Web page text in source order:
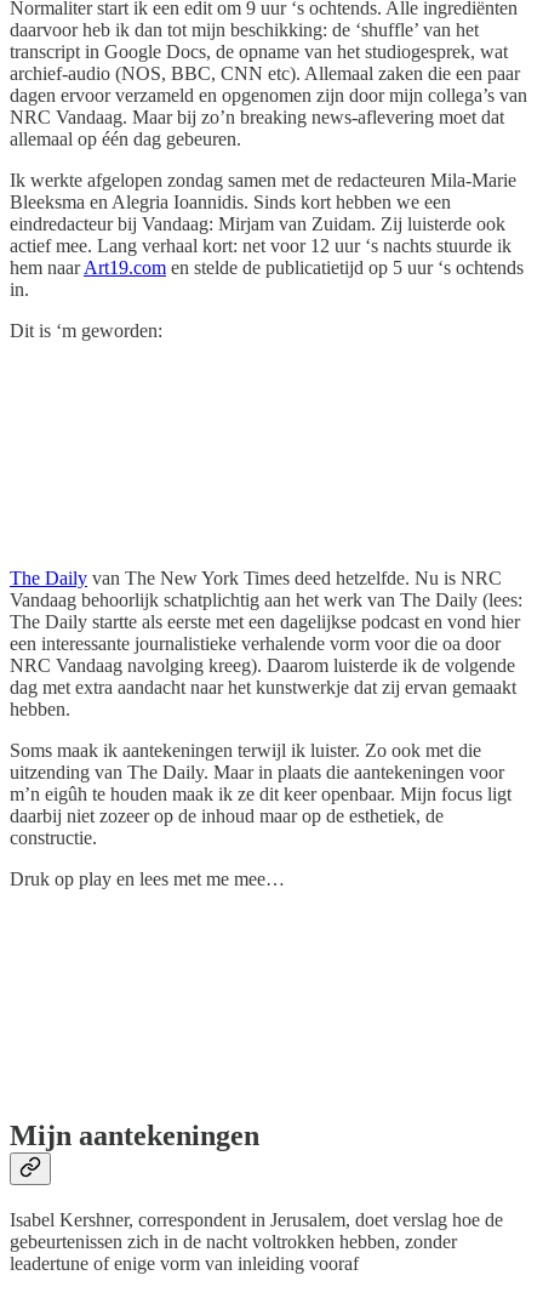
Normaliter start ik een edit om 9 uur ‘s ochtends. Alle ingrediënten
daarvoor heb ik dan tot mijn beschikking: de ‘shuffle’ van het
transcript in Google Docs, de opname van het studiogesprek, wat
archief-audio (NOS, BBC, CNN etc). Allemaal zaken die een paar
dagen ervoor verzameld en opgenomen zijn door mijn collega’s van
NRC Vandaag. Maar bij zo’n breaking news-aflevering moet dat
allemaal op één dag gebeuren.
Ik werkte afgelopen zondag samen met de redacteuren Mila-Marie
Bleeksma en Alegria Ioannidis. Sinds kort hebben we een
eindredacteur bij Vandaag: Mirjam van Zuidam. Zij luisterde ook
actief mee. Lang verhaal kort: net voor 12 uur ‘s nachts stuurde ik
hem naarArt19.com en stelde de publicatietijd op 5 uur ‘s ochtends
in.
Dit is ‘m geworden:
The Daily van The New York Times deed hetzelfde. Nu is NRC
Vandaag behoorlijk schatplichtig aan het werk van The Daily (lees:
The Daily startte als eerste met een dagelijkse podcast en vond hier
een interessante journalistieke verhalende vorm voor die oa door
NRC Vandaag navolging kreeg). Daarom luisterde ik de volgende
dag met extra aandacht naar het kunstwerkje dat zij ervan gemaakt
hebben.
Soms maak ik aantekeningen terwijl ik luister. Zo ook met die
uitzending van The Daily. Maar in plaats die aantekeningen voor
m’n eigûh te houden maak ik ze dit keer openbaar. Mijn focus ligt
daarbij niet zozeer op de inhoud maar op de esthetiek, de
constructie.
Druk op play en lees met me mee…
Mijn aantekeningen
Isabel Kershner, correspondent in Jerusalem, doet verslag hoe de
gebeurtenissen zich in de nacht voltrokken hebben, zonder
leadertune of enige vorm van inleiding vooraf